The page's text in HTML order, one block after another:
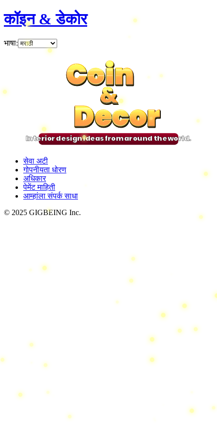
कॉइन & डेकोर
भाषा:
Coin
&
Decor
Coin
&
Decor
Coin
&
Decor
Coin
&
Decor
Interior design ideas from around the world.
सेवा अटी
गोपनीयता धोरण
अधिकार
पेमेंट माहिती
आम्हांला संपर्क साधा
© 2025 GIGBEING Inc.